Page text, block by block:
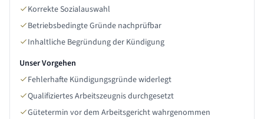
Korrekte Sozialauswahl
Betriebsbedingte Gründe nachprüfbar
Inhaltliche Begründung der Kündigung
Unser Vorgehen
Fehlerhafte Kündigungsgründe widerlegt
Qualifiziertes Arbeitszeugnis durchgesetzt
Gütetermin vor dem Arbeitsgericht wahrgenommen